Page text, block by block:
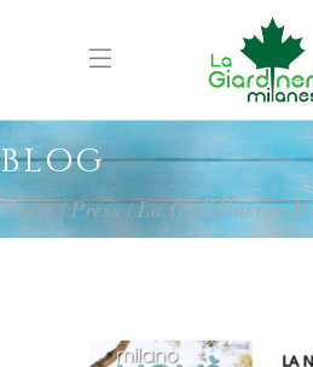
BLOG
Home Press La Giardineria